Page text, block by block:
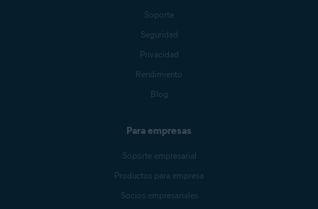
Soporte
Seguridad
Privacidad
Rendimiento
Blog
Para empresas
Soporte empresarial
Productos para empresa
Socios empresariales